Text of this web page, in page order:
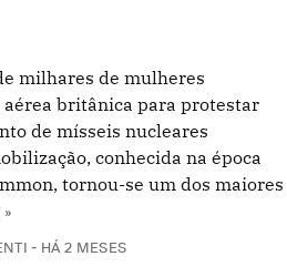
milhares de mulheres
aérea britânica para protestar
de mísseis nucleares
conhecida na época
tornou-se um dos maiores
HÁ 2 MESES